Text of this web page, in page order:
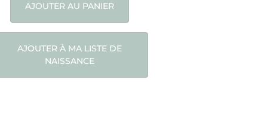
AJOUTER AU PANIER
AJOUTER À MA LISTE DE
NAISSANCE